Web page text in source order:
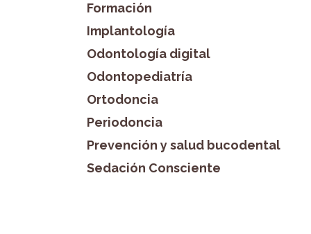
Formación
Implantología
Odontología digital
Odontopediatría
Ortodoncia
Periodoncia
Prevención y salud bucodental
Sedación Consciente